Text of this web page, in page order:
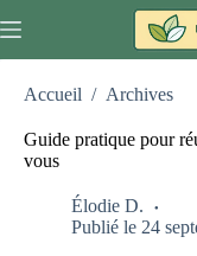
au
Accueil / Archives
Guide pratique pour
vous
Élodie D.
Publié le 24